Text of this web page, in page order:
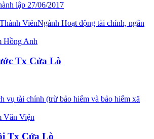
lập 27/06/2017
ViênNgành Hoạt động tài chính, ngân
Hồng Anh
Tx Cửa Lò
vụ tài chính (trừ bảo hiểm và bảo hiểm xã
Văn Viện
Tx Cửa Lò